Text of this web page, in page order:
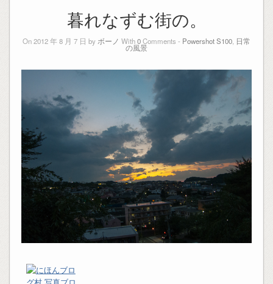
暮れなずむ街の。
On 2012 年 8 月 7 日 byボーノ With0Comments - Powershot S100, 日常
の風景